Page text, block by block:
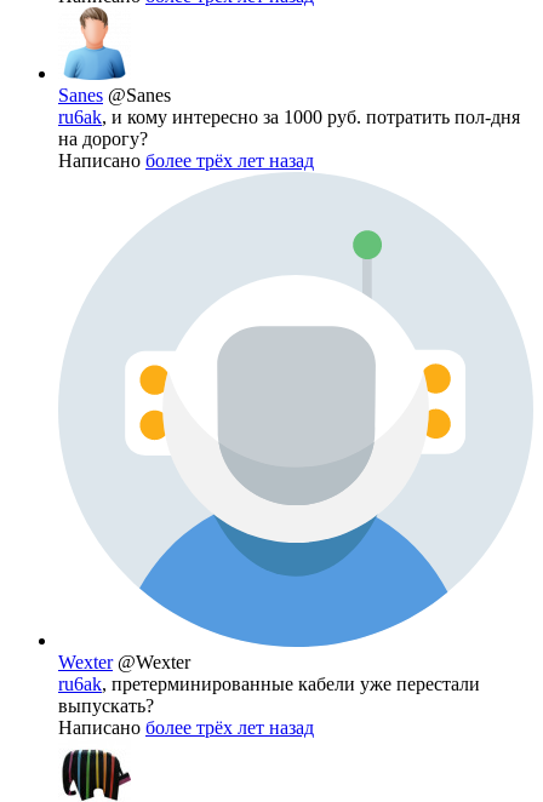
Sanes @Sanes
ru6ak, и кому интересно за 1000 руб. потратить пол-дня
на дорогу?
Написано более трёх лет назад
Wexter @Wexter
ru6ak, претерминированные кабели уже перестали
выпускать?
Написано более трёх лет назад